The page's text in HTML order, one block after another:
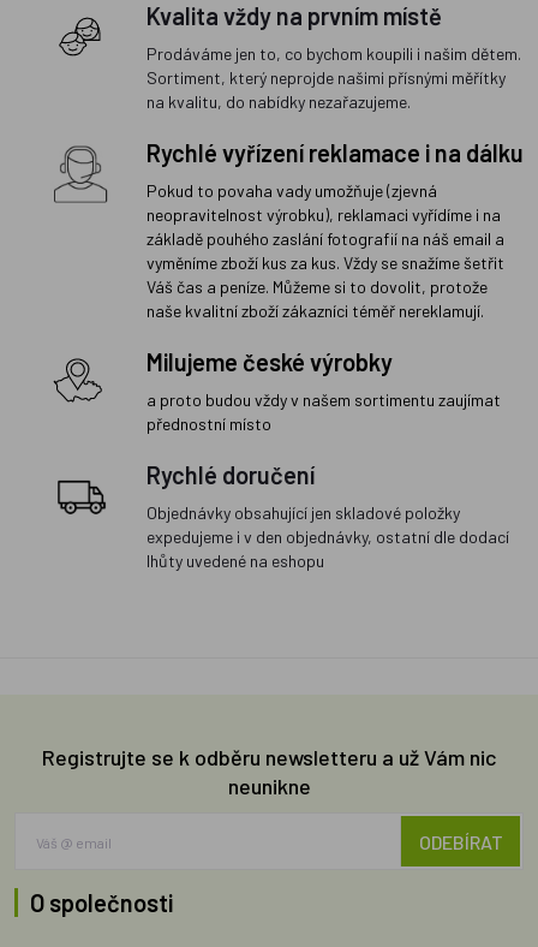
Kvalita vždy na prvním místě
Prodáváme jen to, co bychom koupili i našim dětem.
Sortiment, který neprojde našimi přísnými měřítky
na kvalitu, do nabídky nezařazujeme.
Rychlé vyřízení reklamace i na dálku
Pokud to povaha vady umožňuje (zjevná
neopravitelnost výrobku), reklamaci vyřídíme i na
základě pouhého zaslání fotografií na náš email a
vyměníme zboží kus za kus. Vždy se snažíme šetřit
Váš čas a peníze. Můžeme si to dovolit, protože
naše kvalitní zboží zákazníci téměř nereklamují.
Milujeme české výrobky
a proto budou vždy v našem sortimentu zaujímat
přednostní místo
Rychlé doručení
Objednávky obsahující jen skladové položky
expedujeme i v den objednávky, ostatní dle dodací
lhůty uvedené na eshopu
Registrujte se k odběru newsletteru a už Vám nic
neunikne
ODEBÍRAT
O společnosti